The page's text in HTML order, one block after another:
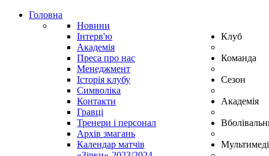
Головна
Новини
Інтерв'ю
Академія
Преса про нас
Клуб
Менеджмент
Історія клубу
Символіка
Контакти
Команда
Гравці
Тренери і персонал
Архів змагань
Сезон
Календар матчів
Академія